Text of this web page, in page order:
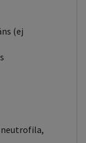
(ej